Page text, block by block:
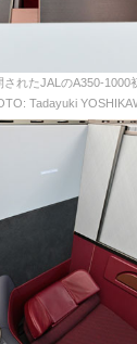
れたJALのA350-1000
Tadayuki